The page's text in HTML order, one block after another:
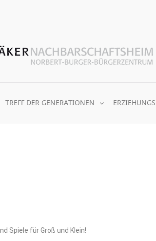
TREFF DER GENERATIONEN
Spiele für Groß und Klein!